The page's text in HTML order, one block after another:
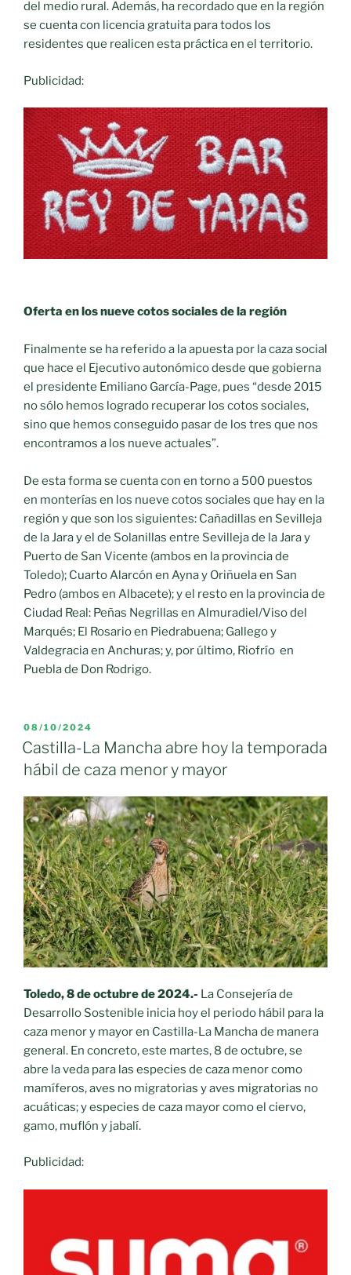
del medio rural. Además, ha recordado que en la región
se cuenta con licencia gratuita para todos los
residentes que realicen esta práctica en el territorio.
Publicidad:
Oferta en los nueve cotos sociales de la región
Finalmente se ha referido a la apuesta por la caza social
que hace el Ejecutivo autonómico desde que gobierna
el presidente Emiliano García-Page, pues “desde 2015
no sólo hemos logrado recuperar los cotos sociales,
sino que hemos conseguido pasar de los tres que nos
encontramos a los nueve actuales”.
De esta forma se cuenta con en torno a 500 puestos
en monterías en los nueve cotos sociales que hay en la
región y que son los siguientes: Cañadillas en Sevilleja
de la Jara y el de Solanillas entre Sevilleja de la Jara y
Puerto de San Vicente (ambos en la provincia de
Toledo); Cuarto Alarcón en Ayna y Oriñuela en San
Pedro (ambos en Albacete); y el resto en la provincia de
Ciudad Real: Peñas Negrillas en Almuradiel/Viso del
Marqués; El Rosario en Piedrabuena; Gallego y
Valdegracia en Anchuras; y, por último, Riofrío en
Puebla de Don Rodrigo.
PUBLICADO
EL
08/10/2024
Castilla-La Mancha abre hoy la temporada
hábil de caza menor y mayor
Toledo, 8 de octubre de 2024.- La Consejería de
Desarrollo Sostenible inicia hoy el periodo hábil para la
caza menor y mayor en Castilla-La Mancha de manera
general. En concreto, este martes, 8 de octubre, se
abre la veda para las especies de caza menor como
mamíferos, aves no migratorias y aves migratorias no
acuáticas; y especies de caza mayor como el ciervo,
gamo, muflón y jabalí.
Publicidad: